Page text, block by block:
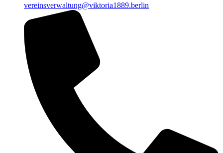
vereinsverwaltung@viktoria1889.berlin